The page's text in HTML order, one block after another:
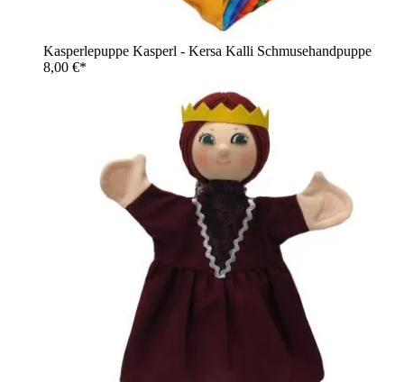
Kasperlepuppe Kasperl - Kersa Kalli Schmusehandpuppe
8,00 €*